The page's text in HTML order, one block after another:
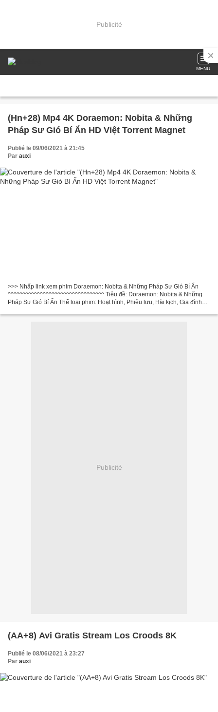
Publicité
MENU
(Hn+28) Mp4 4K Doraemon: Nobita & Những
Pháp Sư Gió Bí Ẩn HD Việt Torrent Magnet
Publié le 09/06/2021 à 21:45
Par auxi
>>> Nhấp link xem phim Doraemon: Nobita & Những Pháp Sư Gió Bí Ẩn
^^^^^^^^^^^^^^^^^^^^^^^^^^^^^^^^^ Tiêu đề: Doraemon: Nobita & Những
Pháp Sư Gió Bí Ẩn Thể loại phim: Hoạt hình, Phiêu lưu, Hài kịch, Gia đình
Publicité
(AA+8) Avi Gratis Stream Los Croods 8K
Publié le 08/06/2021 à 23:27
Par auxi